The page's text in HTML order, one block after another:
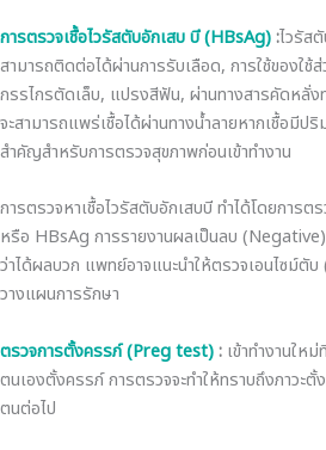
การตรวจเชื้อไวรัสตับอักเสบ บี(HBsAg):ไวรัส
สามารถติดต่อได้ผ่านการรับเลือด, การใช้ของใช้
กรรไกรตัดเล็บ, แปรงสีฟัน, ผ่านทางสารคัดหลั่
จะสามารถแพร่เชื้อได้ผ่านทางน้ำลายหากเชื้อมีป
สำคัญสำหรับการตรวจสุขภาพก่อนเข้าทำงาน
การตรวจหาเชื้อไวรัสตับอักเสบบี ทำได้โดยการต
หรือ HBsAg การรายงานผลเป็นลบ
ว่าได้ผลบวก แพทย์อาจแนะนำให้ตรวจเอนไซม์ตั
วางแผนการรักษา
ตรวจการตั้งครรภ์ (Preg test): เข้าทำงานให
ตนเองตั้งครรภ์ การตรวจจะทำให้ทราบถึงภาวะ
ตนต่อไป